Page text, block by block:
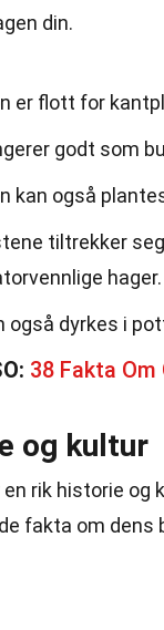
din.
er flott for
godt som
kan også
tiltrekker
hager.
også dyrkes i
38 Fakta
og kultur
en rik historie og
fakta om dens